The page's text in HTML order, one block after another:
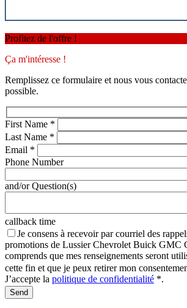
Profitez de l'offre !
Ça m'intéresse !
Remplissez ce formulaire et nous vous
possible.
First Name *
Last Name *
Email *
Phone Number
and/or Question(s)
callback time
Je consens à recevoir par courriel des
promotions de Lussier Chevrolet Buick GMC
comprends que mes renseignements seront
cette fin et que je peux retirer mon
J’accepte la politique de confidentialité *.